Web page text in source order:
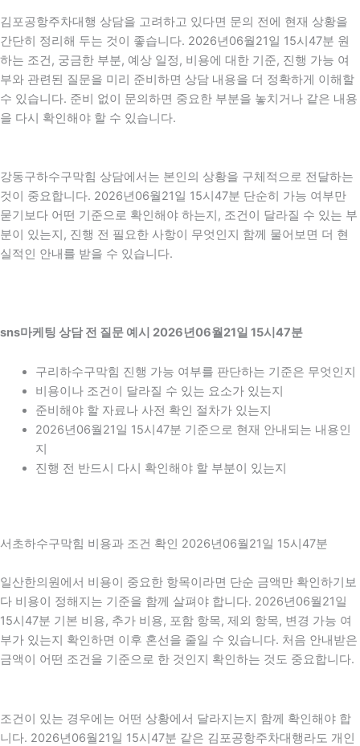
김포공항주차대행 상담을 고려하고 있다면 문의 전에 현재 상황을
간단히 정리해 두는 것이 좋습니다. 2026년06월21일 15시47분 원
하는 조건, 궁금한 부분, 예상 일정, 비용에 대한 기준, 진행 가능 여
부와 관련된 질문을 미리 준비하면 상담 내용을 더 정확하게 이해할
수 있습니다. 준비 없이 문의하면 중요한 부분을 놓치거나 같은 내용
을 다시 확인해야 할 수 있습니다.
강동구하수구막힘 상담에서는 본인의 상황을 구체적으로 전달하는
것이 중요합니다. 2026년06월21일 15시47분 단순히 가능 여부만
묻기보다 어떤 기준으로 확인해야 하는지, 조건이 달라질 수 있는 부
분이 있는지, 진행 전 필요한 사항이 무엇인지 함께 물어보면 더 현
실적인 안내를 받을 수 있습니다.
sns마케팅 상담 전 질문 예시 2026년06월21일 15시47분
구리하수구막힘 진행 가능 여부를 판단하는 기준은 무엇인지
비용이나 조건이 달라질 수 있는 요소가 있는지
준비해야 할 자료나 사전 확인 절차가 있는지
2026년06월21일 15시47분 기준으로 현재 안내되는 내용인
지
진행 전 반드시 다시 확인해야 할 부분이 있는지
서초하수구막힘 비용과 조건 확인 2026년06월21일 15시47분
일산한의원에서 비용이 중요한 항목이라면 단순 금액만 확인하기보
다 비용이 정해지는 기준을 함께 살펴야 합니다. 2026년06월21일
15시47분 기본 비용, 추가 비용, 포함 항목, 제외 항목, 변경 가능 여
부가 있는지 확인하면 이후 혼선을 줄일 수 있습니다. 처음 안내받은
금액이 어떤 조건을 기준으로 한 것인지 확인하는 것도 중요합니다.
조건이 있는 경우에는 어떤 상황에서 달라지는지 함께 확인해야 합
니다. 2026년06월21일 15시47분 같은 김포공항주차대행라도 개인